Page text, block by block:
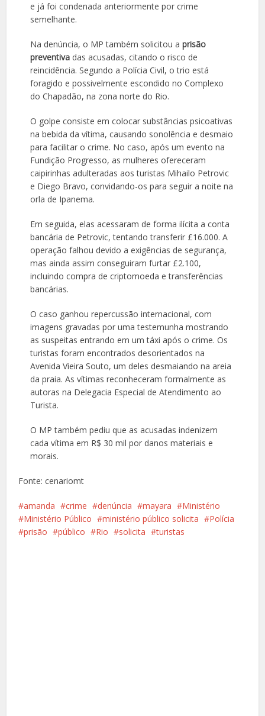
e já foi condenada anteriormente por crime
semelhante.
Na denúncia, o MP também solicitou aprisão
preventiva das acusadas, citando o risco de
reincidência. Segundo a Polícia Civil, o trio está
foragido e possivelmente escondido no Complexo
do Chapadão, na zona norte do Rio.
O golpe consiste em colocar substâncias psicoativas
na bebida da vítima, causando sonolência e desmaio
para facilitar o crime. No caso, após um evento na
Fundição Progresso, as mulheres ofereceram
caipirinhas adulteradas aos turistas Mihailo Petrovic
e Diego Bravo, convidando-os para seguir a noite na
orla de Ipanema.
Em seguida, elas acessaram de forma ilícita a conta
bancária de Petrovic, tentando transferir £16.000. A
operação falhou devido a exigências de segurança,
mas ainda assim conseguiram furtar £2.100,
incluindo compra de criptomoeda e transferências
bancárias.
O caso ganhou repercussão internacional, com
imagens gravadas por uma testemunha mostrando
as suspeitas entrando em um táxi após o crime. Os
turistas foram encontrados desorientados na
Avenida Vieira Souto, um deles desmaiando na areia
da praia. As vítimas reconheceram formalmente as
autoras na Delegacia Especial de Atendimento ao
Turista.
O MP também pediu que as acusadas indenizem
cada vítima em R$ 30 mil por danos materiais e
morais.
Fonte: cenariomt
amanda crime denúncia mayara
Ministério
Ministério Público
ministério público solicita
Polícia
prisão
público Rio solicita turistas